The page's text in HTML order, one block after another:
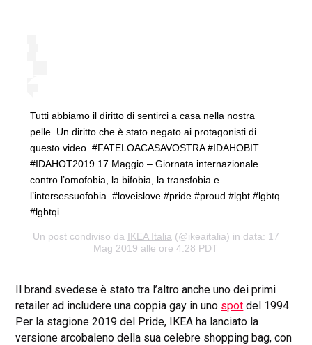
Tutti abbiamo il diritto di sentirci a casa nella nostra
pelle. Un diritto che è stato negato ai protagonisti di
questo video. #FATELOACASAVOSTRA #IDAHOBIT
#IDAHOT2019 17 Maggio – Giornata internazionale
contro l’omofobia, la bifobia, la transfobia e
l’intersessuofobia. #loveislove #pride #proud #lgbt #lgbtq
#lgbtqi
Un post condiviso da IKEA Italia (@ikeaitalia) in data: 17
Mag 2019 alle ore 4:28 PDT
Il brand svedese è stato tra l’altro anche uno dei primi
retailer ad includere una coppia gay in uno spot del 1994.
Per la stagione 2019 del Pride, IKEA ha lanciato la
versione arcobaleno della sua celebre shopping bag, con